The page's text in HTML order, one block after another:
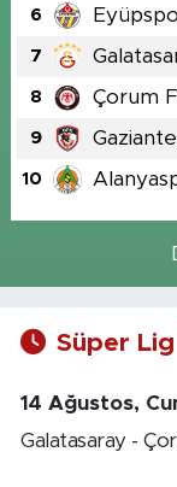
6
7
8 Çorum
9
10
Süper
14 Ağustos,
Galatasaray -